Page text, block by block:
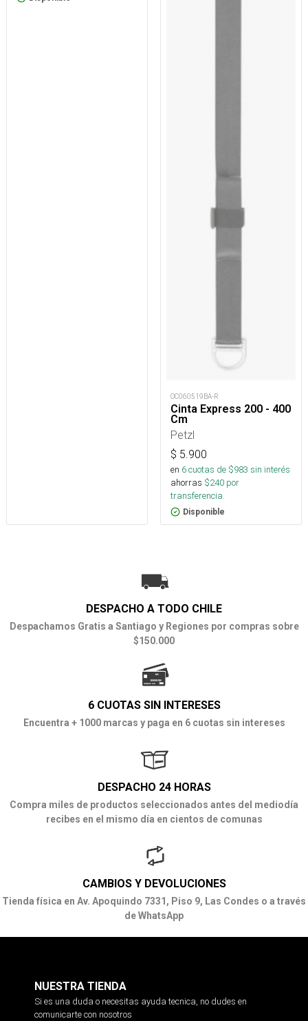
OC060519BA-R
Cinta Express 200 - 400
Cm
Petzl
$ 5.900
en 6cuotas de $983 sin interés
ahorras $240 por
transferencia.
Disponible
DESPACHO A TODO CHILE
Despachamos Gratis a Santiago y Regiones por compras sobre
$150.000
6 CUOTAS SIN INTERESES
Encuentra + 1000 marcas y paga en 6 cuotas sin intereses
DESPACHO 24 HORAS
Compra miles de productos seleccionados antes del mediodía
recibes en el mismo día en cientos de comunas
CAMBIOS Y DEVOLUCIONES
Tienda física en Av. Apoquindo 7331, Piso 9, Las Condes o a través
de WhatsApp
NUESTRA TIENDA
Si es una duda o necesitas ayuda tecnica, no dudes en
comunicarte con nosotros